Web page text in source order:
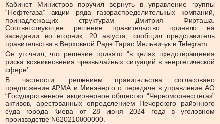
Кабинет Министров поручил вернуть в управление группы
“Нефтегаза” акции ряда газораспределительных компаний,
принадлежащих структурам Дмитрия Фирташа.
Соответствующее решение правительство приняло на
заседании во вторник, 20 августа, сообщил представитель
правительства в Верховной Раде Тарас Мельничук в Telegram.
Он уточнил, что решение принято “в целях предотвращения
риска возникновения чрезвычайных ситуаций в энергетической
сфере”.
В частности, решением правительства согласовано
предложение АРМА и Минэнерго о передаче в управление АО
“Государственное акционерное общество “Черноморнефтегаз”
активов, арестованных определением Печерского районного
суда города Киева от 28 июня 2024 года в уголовном
производстве N620210000000.